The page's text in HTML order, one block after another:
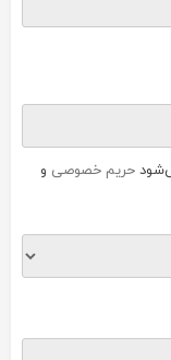
حریم خصوصی و